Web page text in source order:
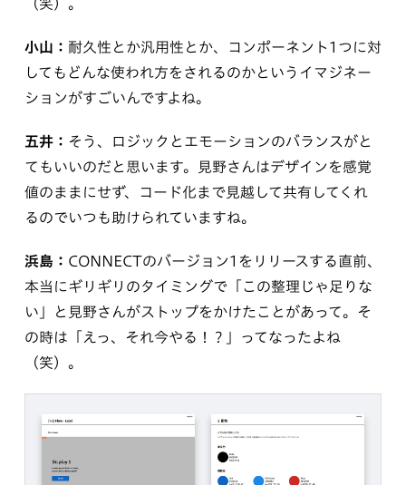
（笑）。
小山： 耐久性とか汎用性とか、コンポーネント1つに対
してもどんな使われ方をされるのかというイマジネー
ションがすごいんですよね。
五井： そう、ロジックとエモーションのバランスがと
てもいいのだと思います。見野さんはデザインを感覚
値のままにせず、コード化まで見越して共有してくれ
るのでいつも助けられていますね。
浜島： CONNECTのバージョン1をリリースする直前、
本当にギリギリのタイミングで「この整理じゃ足りな
い」と見野さんがストップをかけたことがあって。そ
の時は「えっ、それ今やる！？」ってなったよね
（笑）。